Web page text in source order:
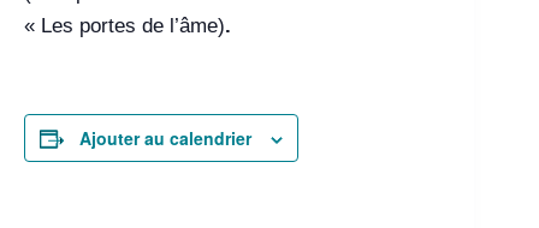
« Les portes de l’âme).
Ajouter au calendrier